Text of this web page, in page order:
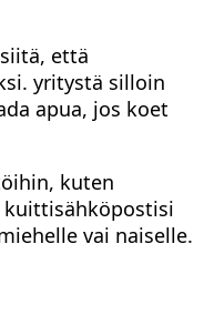
että
yritystä silloin
apua, jos koet
kuten
kuittisähköpostisi
vai naiselle.